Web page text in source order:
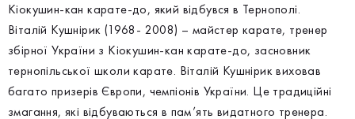
Кіокушин-кан карате-до, який відбувся в Тернополі.
Віталій Кушнірик (1968- 2008) – майстер карате, тренер
збірної України з Кіокушин-кан карате-до, засновник
тернопільської школи карате. Віталій Кушнірик виховав
багато призерів Європи, чемпіонів України. Це традиційні
змагання, які відбуваються в пам’ять видатного тренера.